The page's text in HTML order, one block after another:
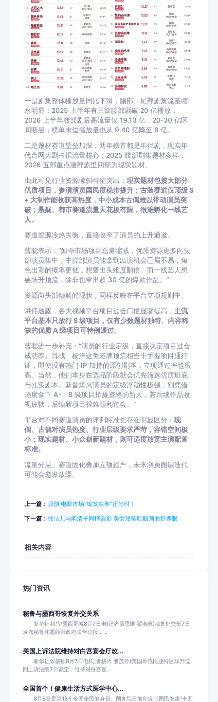
一是剧集整体播放量同比下滑，腰部、尾部剧集流量缩
水明显：2025 上半年有三部腰部剧破 20 亿播放，
2026 上半年腰部剧最高流量仅 19.13 亿，20-30 亿区
间断层；榜单末位播放量也从 9.40 亿降至 8 亿。
二是题材赛道壁垒加深：两年榜首都是年代剧，现实年
代台网大剧占据流量核心；2025 腰部剧集题材多样，
2026 五部重点腰部剧里四部为现实题材。
由此可见行业资源倾斜特征突出： 现实题材包揽大部分
优质项目，参演演员国民度稳步提升；古装赛道仅顶级 S
+ 大制作能收获高热度，中小成本古偶难以带动演员突
破；悬疑、都市赛道流量天花板有限，很难孵化一线艺
人。
赛道资源冷热失衡，直接收窄了演员的上升通道。
曹聪表示：“如今市场项目总量缩减，优质资源更多向头
部演员集中，中腰部演员能拿到出演机会已属不易，角
色出彩的概率更低，想要出头难度翻倍。而一线艺人想
要跃升顶流，除非也拿出超 30 亿的爆款作品。”
资源向头部倾斜的现状，同样反映在平台立项规则中。
洪伟透露，各大视频平台项目过会门槛显著提高， 主流
平台基本只放行 S 级项目，仅有少数题材独特、内容稀
缺的优质 A 级项目可特例通过。
曹聪进一步补充：“演员的行业定级，直接决定项目过会
成功率。肖战、杨洋这类老牌顶流相当于手握项目通行
证，即便没有热门 IP 加持的原创剧本，立项通过率也很
高。当然，他们本身在选品阶段就会优先筛选优质班底
与扎实剧本。新晋爆火演员的定级浮动性极强，刚凭借
热度拿下 A-、B 级项目拍摄资格的新人，若后续作品收
视疲软，后续新项目很难顺利过会。”
平台对不同赛道演员的评判标准也存在明显区分： 现
偶、古偶对演员热度、行业层级要求严苛，容错空间极
小；现实题材、小众创新题材，则可适度放宽主演配置
标准。
流量分层、赛道固化叠加立项趋严，未来演员圈层迭代
可能会愈发放缓。
上一篇： 原创 电影市场“银发叙事”正当时！
下一篇： 徐洁儿与阚清子同框合影 美女甜笑贴贴画面好养眼
相关内容
热门资讯
秘鲁与墨西哥恢复外交关系
新华社利马/墨西哥城8月7日电(记者廖思维 翟淑睿)秘鲁外交部7日
发布秘鲁和墨西哥政府联合公报，...
美国上诉法院维持对白宫宴会厅改...
新华社华盛顿8月7日电(记者杨伶 熊茂伶)美国哥伦比亚特区联邦巡
回上诉法院7日裁定，维持对白宫宴...
全国首个！健康生活方式医学中心...
8月8日是第18个全国全民健身日。国务院日前印发《国民健康“十五